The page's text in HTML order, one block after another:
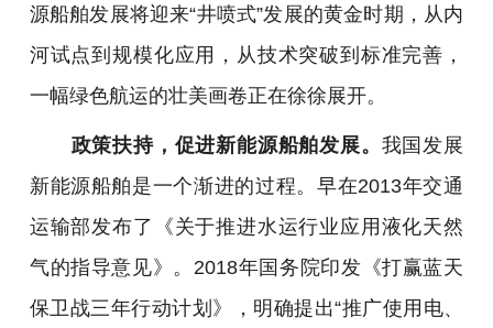
源船舶发展将迎来“井喷式”发展的黄金时期，从内
河试点到规模化应用，从技术突破到标准完善，
一幅绿色航运的壮美画卷正在徐徐展开。
政策扶持，促进新能源船舶发展。 我国发展
新能源船舶是一个渐进的过程。早在2013年交通
运输部发布了《关于推进水运行业应用液化天然
气的指导意见》。2018年国务院印发《打赢蓝天
保卫战三年行动计划》，明确提出“推广使用电、